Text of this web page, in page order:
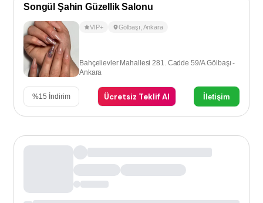
Songül Şahin Güzellik Salonu
VIP+ Gölbaşı Ankara
Bahçelievler Mahallesi 281. Cadde 59/A Gölbaşı -
Ankara
%15 İndirim Ücretsiz Teklif Al İletişim